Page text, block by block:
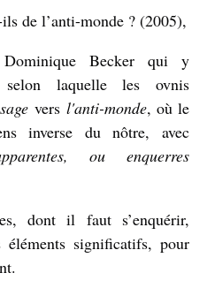
de l’anti-monde ? (2005),
Becker qui y
selon laquelle les ovnis
vers l'anti-monde, où le
inverse du nôtre, avec
ou enquerres
dont il faut s’enquérir,
significatifs, pour